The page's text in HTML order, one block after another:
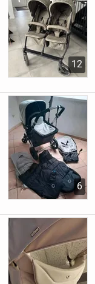
12
6